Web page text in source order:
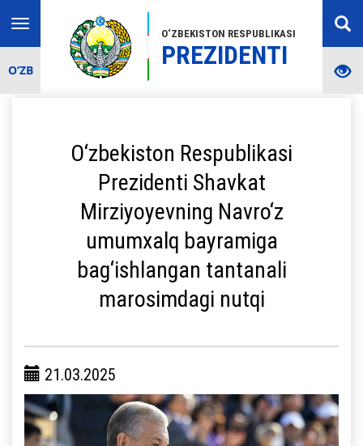
O‘ZBEKISTON RESPUBLIKASI
PREZIDENTI
Toggle
navigation
O‘ZB
O‘zbekiston Respublikasi
Prezidenti Shavkat
Mirziyoyevning Navro‘z
umumxalq bayramiga
bag‘ishlangan tantanali
marosimdagi nutqi
21.03.2025